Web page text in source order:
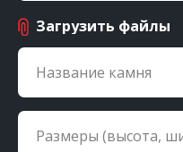
Загрузить файлы